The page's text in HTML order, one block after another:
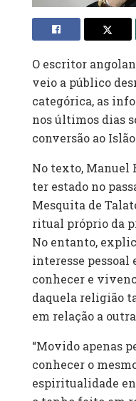
O escritor
veio a público
categórica, as
nos últimos dias
conversão ao
No texto, Manuel
ter estado no
Mesquita de
ritual próprio da
No entanto,
interesse pessoal
conhecer e
daquela religião
em relação a
“Movido apenas
conhecer o
espiritualidade